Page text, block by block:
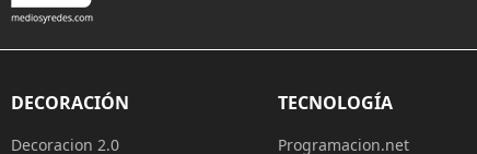
DECORACIÓN
Decoracion 2.0
TECNOLOGÍA
Programacion.net